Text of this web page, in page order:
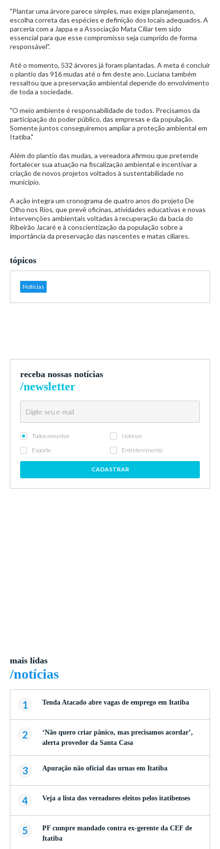
"Plantar uma árvore parece simples, mas exige planejamento,
escolha correta das espécies e definição dos locais adequados. A
parceria com a Jappa e a Associação Mata Ciliar tem sido
essencial para que esse compromisso seja cumprido de forma
responsável".
Até o momento, 532 árvores já foram plantadas. A meta é concluir
o plantio das 916 mudas até o fim deste ano. Luciana também
ressaltou que a preservação ambiental depende do envolvimento
de toda a sociedade.
"O meio ambiente é responsabilidade de todos. Precisamos da
participação do poder público, das empresas e da população.
Somente juntos conseguiremos ampliar a proteção ambiental em
Itatiba."
Além do plantio das mudas, a vereadora afirmou que pretende
fortalecer sua atuação na fiscalização ambiental e incentivar a
criação de novos projetos voltados à sustentabilidade no
município.
A ação integra um cronograma de quatro anos do projeto De
Olho nos Rios, que prevê oficinas, atividades educativas e novas
intervenções ambientais voltadas à recuperação da bacia do
Ribeirão Jacaré e à conscientização da população sobre a
importância da preservação das nascentes e matas ciliares.
tópicos
Notícias
receba nossas notícias
/newsletter
Todos assuntos
Notícias
Esporte
Entretenimento
CADASTRAR
mais lidas
/notícias
1 Tenda Atacado abre vagas de emprego em Itatiba
2
‘Não quero criar pânico, mas precisamos acordar’,
alerta provedor da Santa Casa
3 Apuração não oficial das urnas em Itatiba
4 Veja a lista dos vereadores eleitos pelos itatibenses
5
PF cumpre mandado contra ex-gerente da CEF de
Itatiba